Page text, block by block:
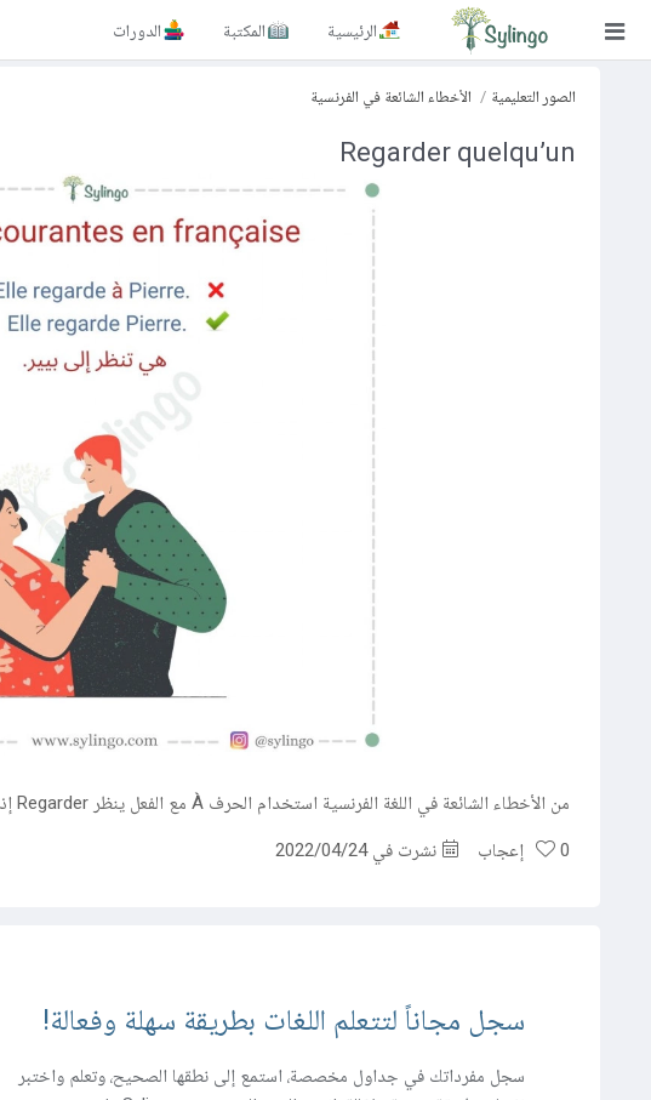
الرئيسية المكتبة الدورات
الصور التعليمية الأخطاء الشائعة في الفرنسية
Regarder quelqu’un
من الأخطاء الشائعة في اللغة الفرنسية استخدام الحرف À مع الفعل ينظر Regarder إذ أنه لا يحتاج لحرف الجر كما في اللغة العربية.
0 إعجاب نشرت في 2022/04/24
سجل مجاناً لتتعلم اللغات بطريقة سهلة وفعالة!
سجل مفرداتك في جداول مخصصة، استمع إلى نطقها الصحيح، وتعلم واختبر